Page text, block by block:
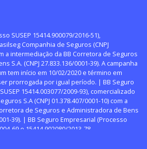
SUSEP 15414.900079/2016-51),
Companhia de Seguros (CNPJ
a intermediação da BB Corretora de Seguros
S.A. (CNPJ 27.833.136/0001-39). A campanha
tem início em 10/02/2020 e término em
prorrogada por igual período. | BB Seguro
15414.003077/2009-93), comercializado
S.A (CNPJ 01.378.407/0001-10) com a
de Seguros e Administradora de Bens
39). | BB Seguro Empresarial (Processo
69 e 15414.902080/2013-78